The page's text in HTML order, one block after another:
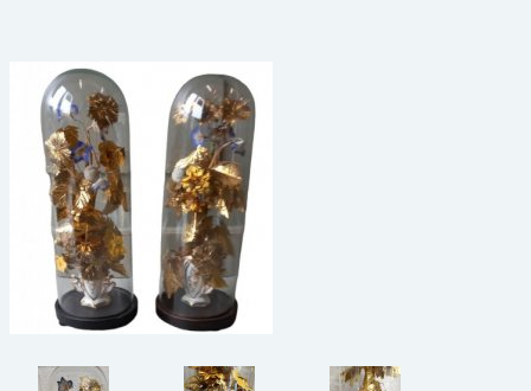
reclamevoorwerpen/merken
curiosa
schilderijen
porselein/aardewerk
juwelen/horloges/brillen
medailles/munten/bankbiljetten
ets/tekening/litho/gravure